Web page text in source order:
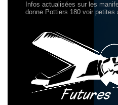
Infos actualisées sur les
donne Pottiers 180 voir petites